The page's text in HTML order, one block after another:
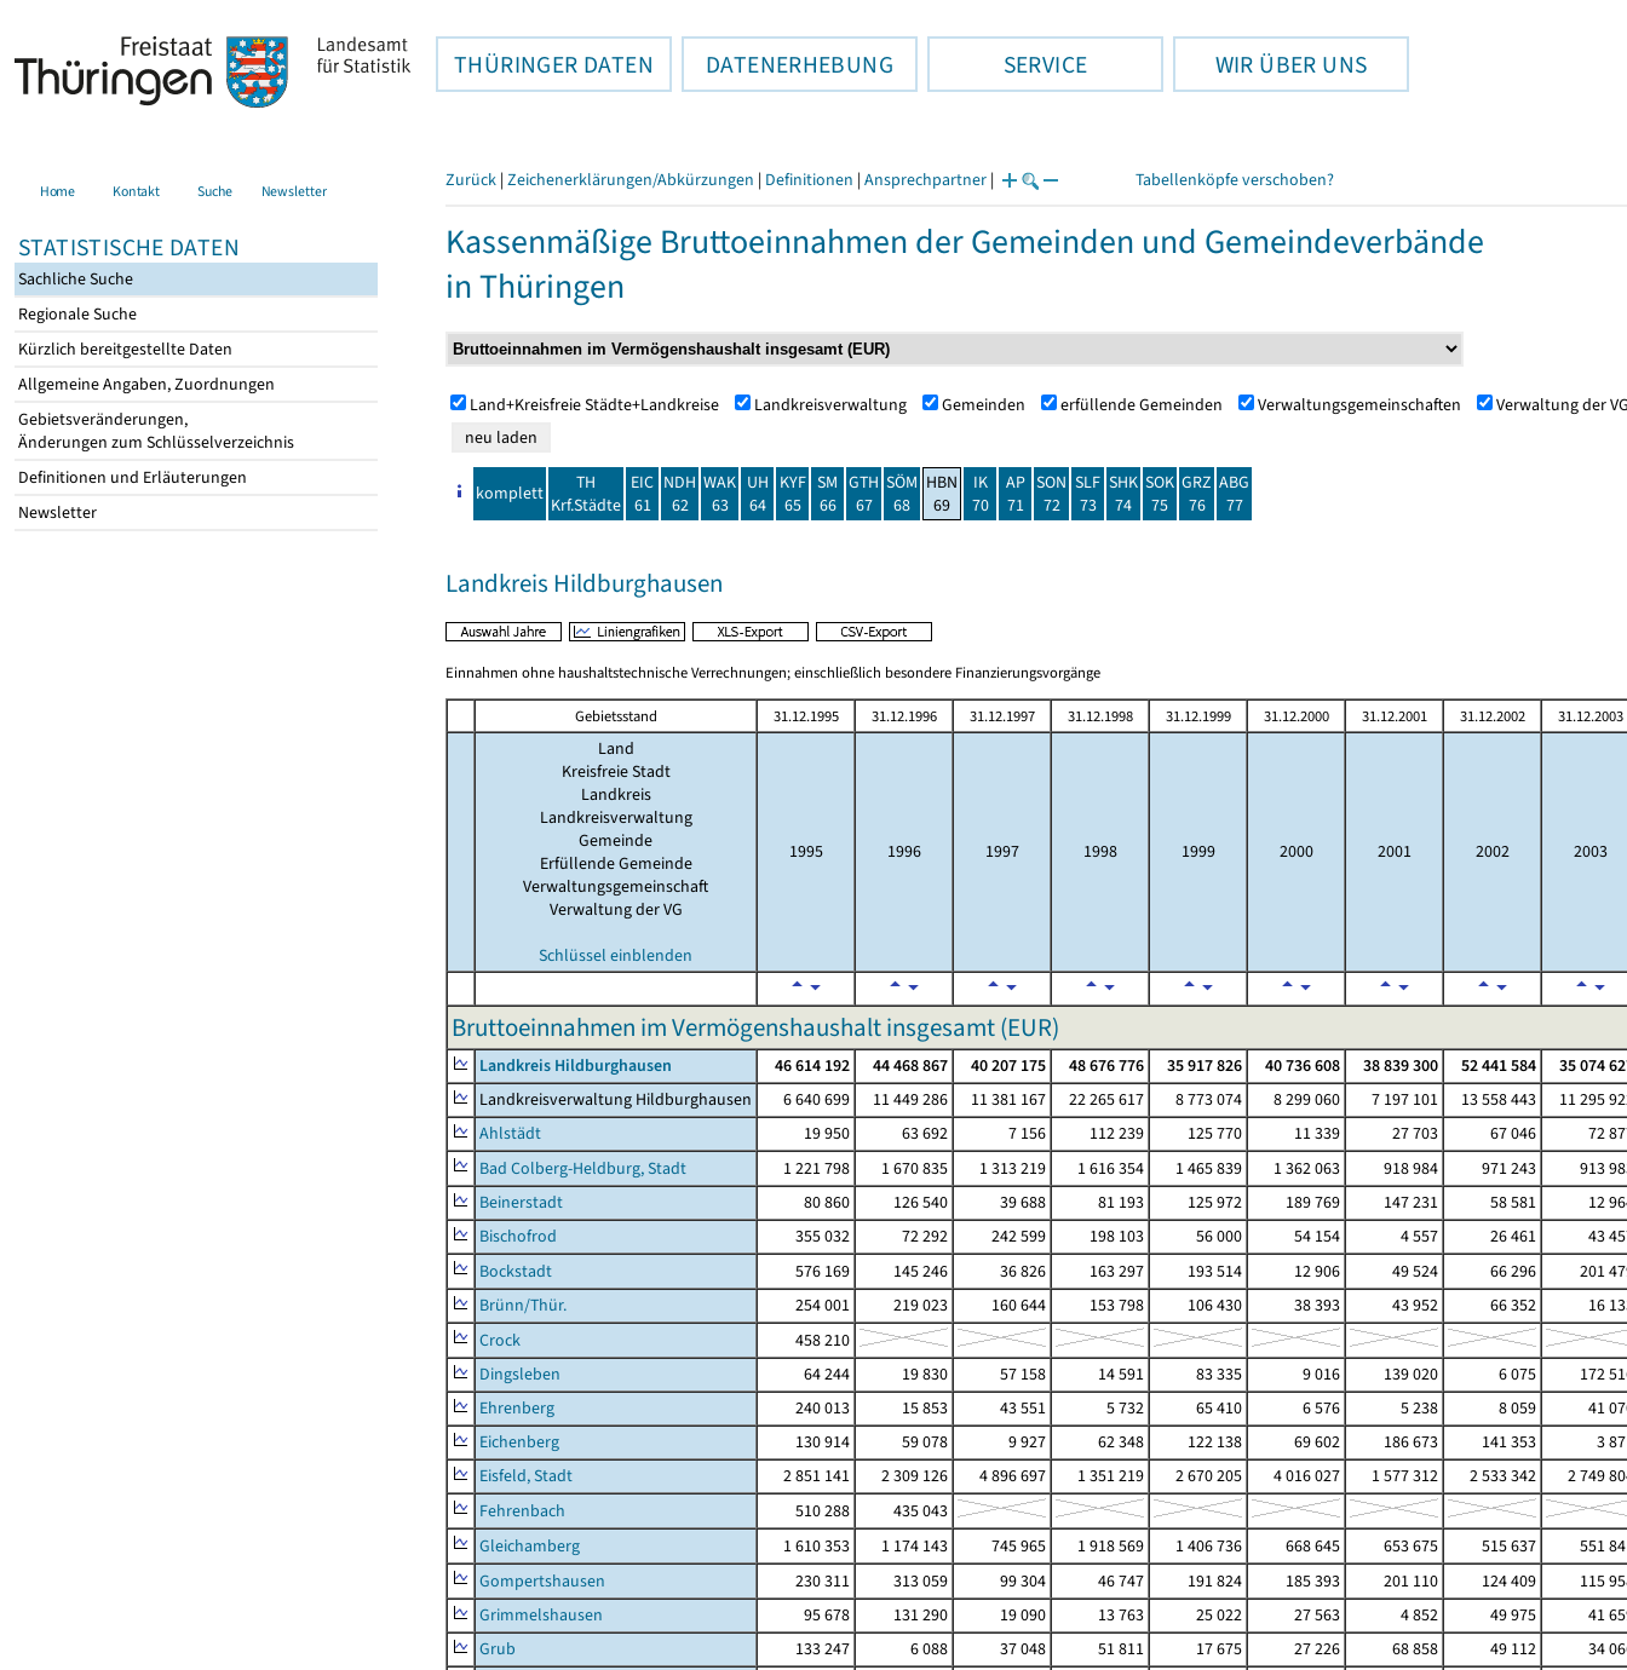
THÜRINGER DATEN DATENERHEBUNG SERVICE WIR ÜBER UNS
Home Kontakt Suche Newsletter
STATISTISCHE DATEN
Sachliche Suche
Regionale Suche
Kürzlich bereitgestellte Daten
Allgemeine Angaben, Zuordnungen
Gebietsveränderungen,
Änderungen zum Schlüsselverzeichnis
Definitionen und Erläuterungen
Newsletter
Zurück | Zeichenerklärungen/Abkürzungen | Definitionen | Ansprechpartner | Tabellenköpfe verschoben?
Kassenmäßige Bruttoeinnahmen der Gemeinden und Gemeindeverbände
in Thüringen
Land+Kreisfreie Städte+Landkreise Landkreisverwaltung Gemeinden erfüllende Gemeinden Verwaltungsgemeinschaften Verwaltung der
komplett
TH
Krf.Städte
EIC
61
NDH
62
WAK
63
UH
64
KYF
65
SM
66
GTH
67
SÖM
68
HBN
69
IK
70
AP
71
SON
72
SLF
73
SHK
74
SOK
75
GRZ
76
ABG
77
Landkreis Hildburghausen
Einnahmen ohne haushaltstechnische Verrechnungen; einschließlich besondere Finanzierungsvorgänge
Gebietsstand 31.12.1995 31.12.1996 31.12.1997 31.12.1998 31.12.1999 31.12.2000 31.12.2001 31.12.2002 31.12.2003
Land
Kreisfreie Stadt
Landkreis
Landkreisverwaltung
Gemeinde
Erfüllende Gemeinde
Verwaltungsgemeinschaft
Verwaltung der VG
Schlüssel einblenden
1995 1996 1997 1998 1999 2000 2001 2002 2003
Bruttoeinnahmen im Vermögenshaushalt insgesamt (EUR)
Landkreis Hildburghausen 46 614 192 44 468 867 40 207 175 48 676 776 35 917 826 40 736 608 38 839 300 52 441 584
35 074
Landkreisverwaltung Hildburghausen
6 640 699 11 449 286 11 381 167 22 265 617 8 773 074 8 299 060 7 197 101 13 558 443
11 295
Ahlstädt
19 950 63 692 7 156 112 239 125 770 11 339 27 703 67 046
72
Bad Colberg-Heldburg, Stadt
1 221 798 1 670 835 1 313 219 1 616 354 1 465 839 1 362 063 918 984 971 243
913
Beinerstadt
80 860 126 540 39 688 81 193 125 972 189 769 147 231 58 581
12
Bischofrod
355 032 72 292 242 599 198 103 56 000 54 154 4 557 26 461
43
Bockstadt
576 169 145 246 36 826 163 297 193 514 12 906 49 524 66 296
201
Brünn/Thür.
254 001 219 023 160 644 153 798 106 430 38 393 43 952 66 352
16
Crock
458 210
Dingsleben
64 244 19 830 57 158 14 591 83 335 9 016 139 020 6 075
172
Ehrenberg
240 013 15 853 43 551 5 732 65 410 6 576 5 238 8 059
41
Eichenberg
130 914 59 078 9 927 62 348 122 138 69 602 186 673 141 353
3
Eisfeld, Stadt
2 851 141 2 309 126 4 896 697 1 351 219 2 670 205 4 016 027 1 577 312 2 533 342
2 749
Fehrenbach
510 288
435 043
Gleichamberg
1 610 353 1 174 143 745 965 1 918 569 1 406 736 668 645 653 675 515 637
551
Gompertshausen
230 311 313 059 99 304 46 747 191 824 185 393 201 110 124 409
115
Grimmelshausen
95 678 131 290 19 090 13 763 25 022 27 563 4 852 49 975
41
Grub
133 247 6 088 37 048 51 811 17 675 27 226 68 858 49 112
34